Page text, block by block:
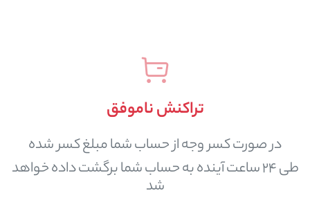
تراکنش ناموفق
در صورت کسر وجه از حساب شما مبلغ کسر شده
طی 24 ساعت آینده به حساب شما برگشت داده خواهد
شد